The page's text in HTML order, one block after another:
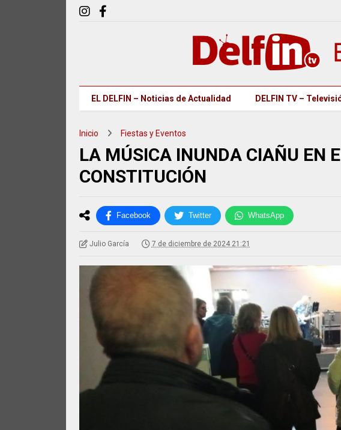
EL DELFIN – Noticias de Actualidad DELFIN TV –
Inicio Fiestas y Eventos
LA MÚSICA INUNDA CIAÑU EN
CONSTITUCIÓN
Facebook Twitter WhatsApp
Julio García 7 de diciembre de 2024 21:21